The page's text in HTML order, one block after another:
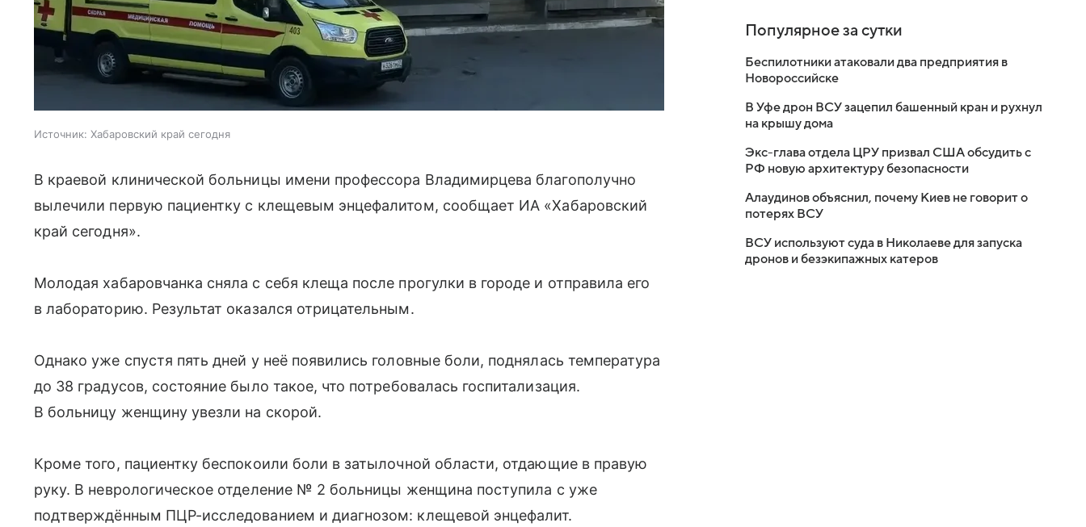
Источник: Хабаровский край сегодня
В краевой клинической больницы имени профессора Владимирцева благополучно
вылечили первую пациентку с клещевым энцефалитом, сообщает ИА «Хабаровский
край сегодня».
Молодая хабаровчанка сняла с себя клеща после прогулки в городе и отправила его
в лабораторию. Результат оказался отрицательным.
Однако уже спустя пять дней у неё появились головные боли, поднялась температура
до 38 градусов, состояние было такое, что потребовалась госпитализация.
В больницу женщину увезли на скорой.
Кроме того, пациентку беспокоили боли в затылочной области, отдающие в правую
руку. В неврологическое отделение № 2 больницы женщина поступила с уже
подтверждённым ПЦР-исследованием и диагнозом: клещевой энцефалит.
Популярное за сутки
Беспилотники атаковали два предприятия в
Новороссийске
В Уфе дрон ВСУ зацепил башенный кран и рухнул
на крышу дома
Экс-глава отдела ЦРУ призвал США обсудить с
РФ новую архитектуру безопасности
Алаудинов объяснил, почему Киев не говорит о
потерях ВСУ
ВСУ используют суда в Николаеве для запуска
дронов и безэкипажных катеров